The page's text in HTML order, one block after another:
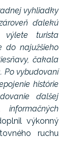
vyhliadky
ďalekú
turista
do najužšieho
čakala
Po vybudovaní
histórie
ďalšej
informačných
výkonný
ruchu